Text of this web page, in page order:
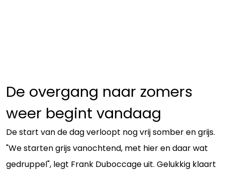
De overgang naar zomers
weer begint vandaag
De start van de dag verloopt nog vrij somber en grijs.
"We starten grijs vanochtend, met hier en daar wat
gedruppel", legt Frank Duboccage uit. Gelukkig klaart